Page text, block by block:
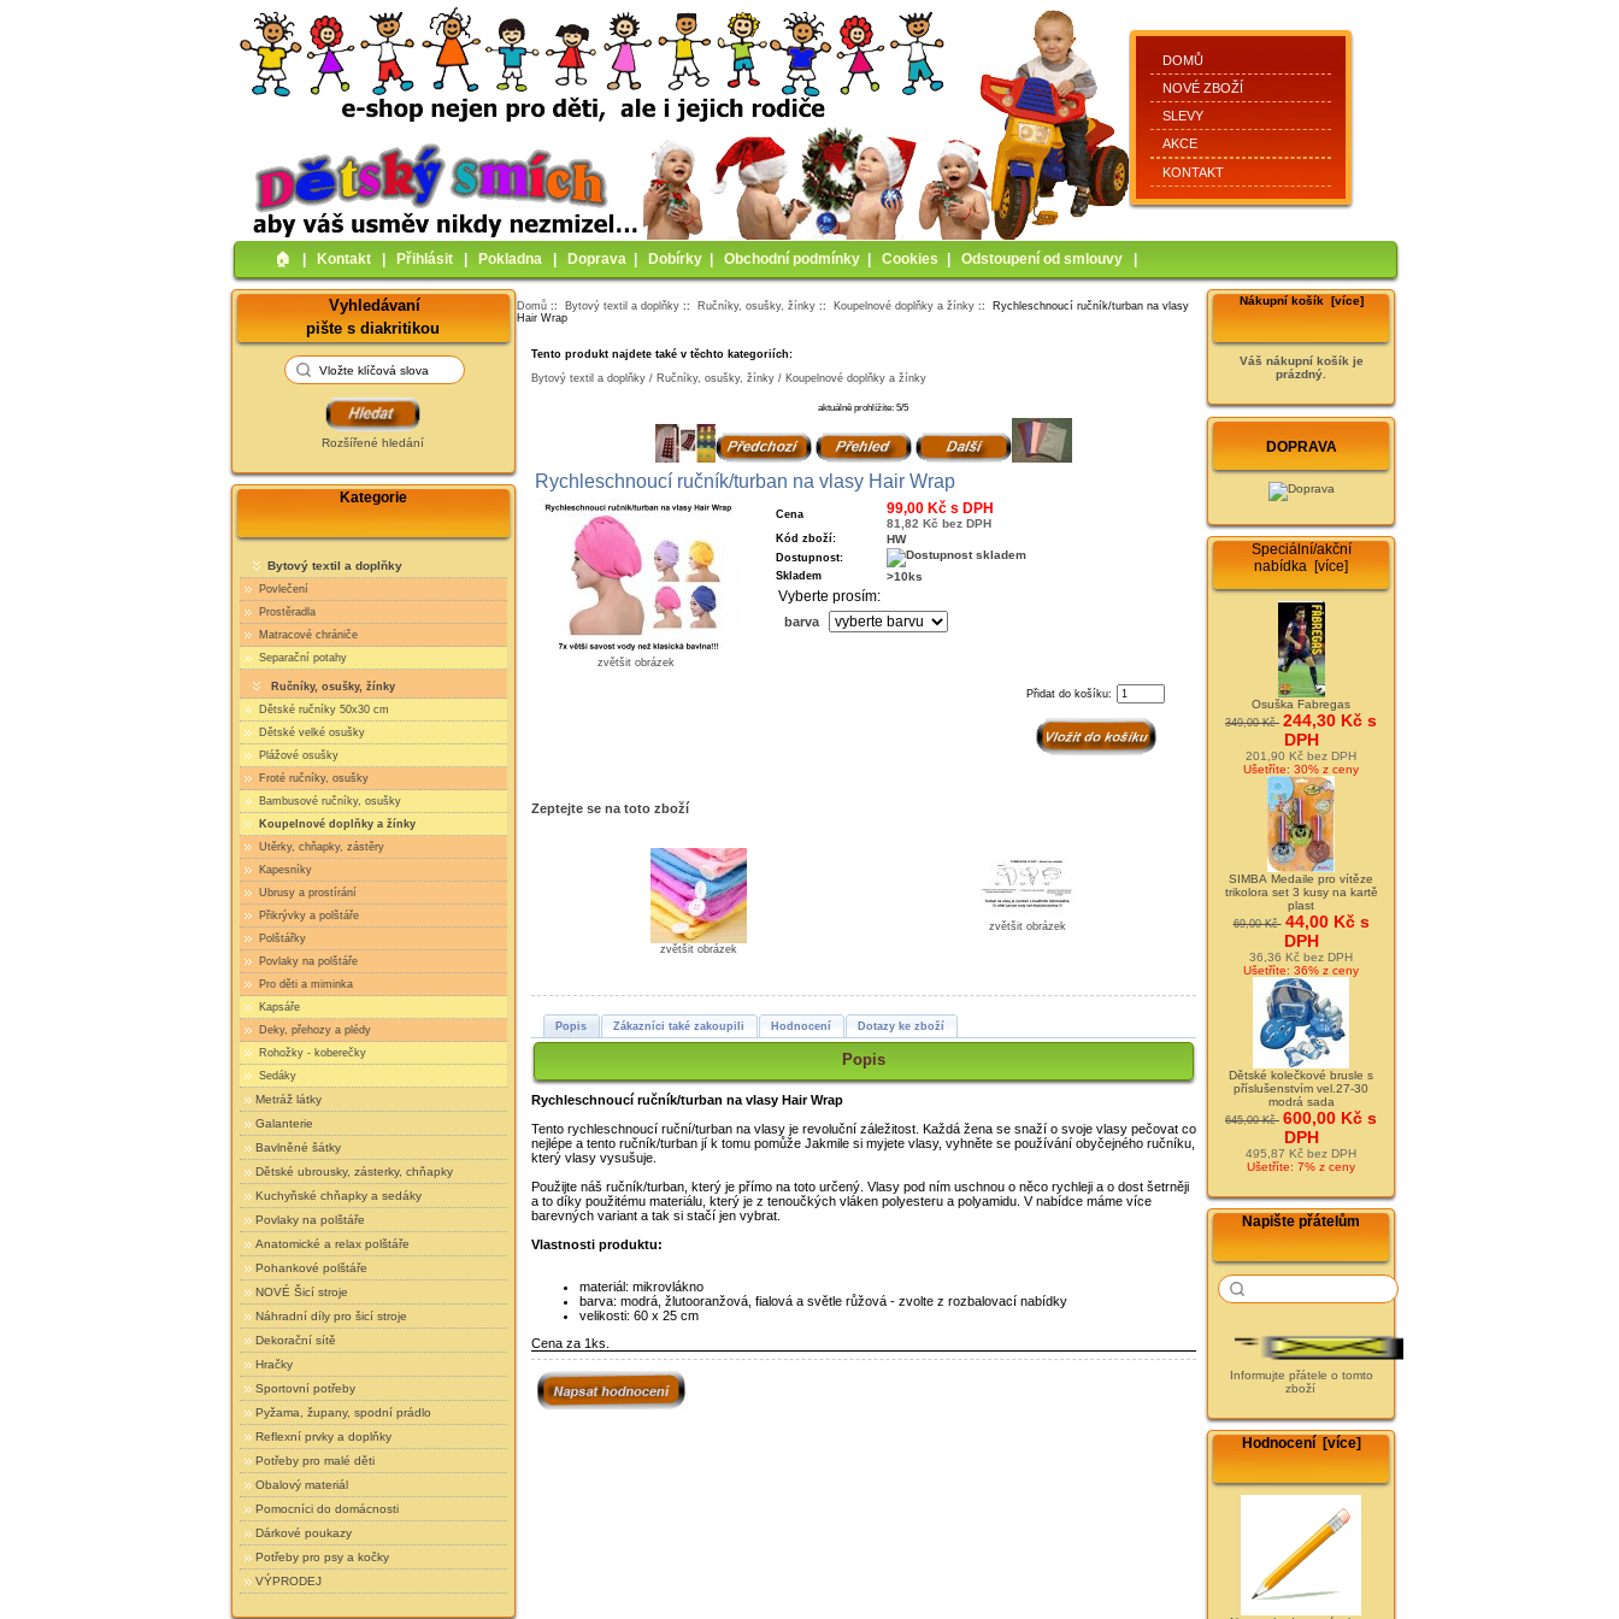
DOMŮ
NOVÉ ZBOŽÍ
SLEVY
AKCE
KONTAKT
🏠︎ Kontakt Přihlásit Pokladna Doprava Dobírky Obchodní podmínky Cookies Odstoupení od smlouvy
Vyhledávaní
pište s diakritikou
Rozšířené hledání
Kategorie
Bytový textil a doplňky
Povlečení
Prostěradla
Matracové chrániče
Separační potahy
Ručníky, osušky, žínky
Dětské ručníky 50x30 cm
Dětské velké osušky
Plážové osušky
Froté ručníky, osušky
Bambusové ručníky, osušky
Koupelnové doplňky a žínky
Utěrky, chňapky, zástěry
Kapesníky
Ubrusy a prostírání
Přikrývky a polštáře
Polštářky
Povlaky na polštáře
Pro děti a miminka
Kapsáře
Deky, přehozy a plédy
Rohožky - koberečky
Sedáky
Metráž látky
Galanterie
Bavlněné šátky
Dětské ubrousky, zásterky, chňapky
Kuchyňské chňapky a sedáky
Povlaky na polštáře
Anatomické a relax polštáře
Pohankové polštáře
NOVÉ Šicí stroje
Náhradní díly pro šicí stroje
Dekorační sítě
Hračky
Sportovní potřeby
Pyžama, župany, spodní prádlo
Reflexní prvky a doplňky
Potřeby pro malé děti
Obalový materiál
Pomocníci do domácnosti
Dárkové poukazy
Potřeby pro psy a kočky
VÝPRODEJ
Domů :: Bytový textil a doplňky :: Ručníky, osušky, žínky :: Koupelnové doplňky a žínky :: Rychleschnoucí ručník/turban na vlasy
Hair Wrap
Tento produkt najdete také v těchto kategoriích:
Bytový textil a doplňky / Ručníky, osušky, žínky / Koupelnové doplňky a žínky
aktuálně prohlížíte: 5/5
Rychleschnoucí ručník/turban na vlasy Hair Wrap
zvětšit obrázek
Cena 99,00 Kč s DPH
81,82 Kč bez DPH
Kód zboží: HW
Dostupnost:
Skladem
>10ks
Vyberte prosím:
barva
Přidat do košíku:
Zeptejte se na toto zboží
zvětšit obrázek
zvětšit obrázek
Popis Zákazníci také zakoupili Hodnocení Dotazy ke zboží
Popis
Rychleschnoucí ručník/turban na vlasy Hair Wrap
Tento rychleschnoucí ruční/turban na vlasy je revoluční záležitost. Každá žena se snaží o svoje vlasy pečovat co
nejlépe a tento ručník/turban jí k tomu pomůže Jakmile si myjete vlasy, vyhněte se používání obyčejného ručníku,
který vlasy vysušuje.
Použijte náš ručník/turban, který je přímo na toto určený. Vlasy pod ním uschnou o něco rychleji a o dost šetrněji
a to díky použitému materiálu, který je z tenoučkých vláken polyesteru a polyamidu. V nabídce máme více
barevných variant a tak si stačí jen vybrat.
Vlastnosti produktu:
materiál: mikrovlákno
barva: modrá, žlutooranžová, fialová a světle růžová - zvolte z rozbalovací nabídky
velikosti: 60 x 25 cm
Cena za 1ks.
Nákupní košík [více]
Váš nákupní košík je
prázdný.
DOPRAVA
Speciální/akční
nabídka [více]
Osuška Fabregas
349,00 Kč 244,30 Kč s
DPH
201,90 Kč bez DPH
Ušetříte: 30% z ceny
SIMBA Medaile pro vítěze
trikolora set 3 kusy na kartě
plast
69,00 Kč 44,00 Kč s
DPH
36,36 Kč bez DPH
Ušetříte: 36% z ceny
Dětské kolečkové brusle s
příslušenstvím vel.27-30
modrá sada
645,00 Kč 600,00 Kč s
DPH
495,87 Kč bez DPH
Ušetříte: 7% z ceny
Napište přátelům
Informujte přátele o tomto
zboží
Hodnocení [více]